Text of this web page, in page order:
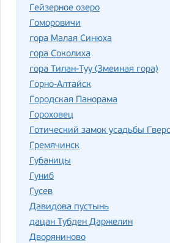
Гейзерное озеро
Гоморовичи
гора Малая Синюха
гора Соколиха
гора Тилан-Туу (Змеиная гора)
Горно-Алтайск
Городская Панорама
Гороховец
Готический замок усадьбы
Гремячинск
Губаницы
Гуниб
Гусев
Давидова пустынь
дацан Тубден Даржелин
Дворяниново